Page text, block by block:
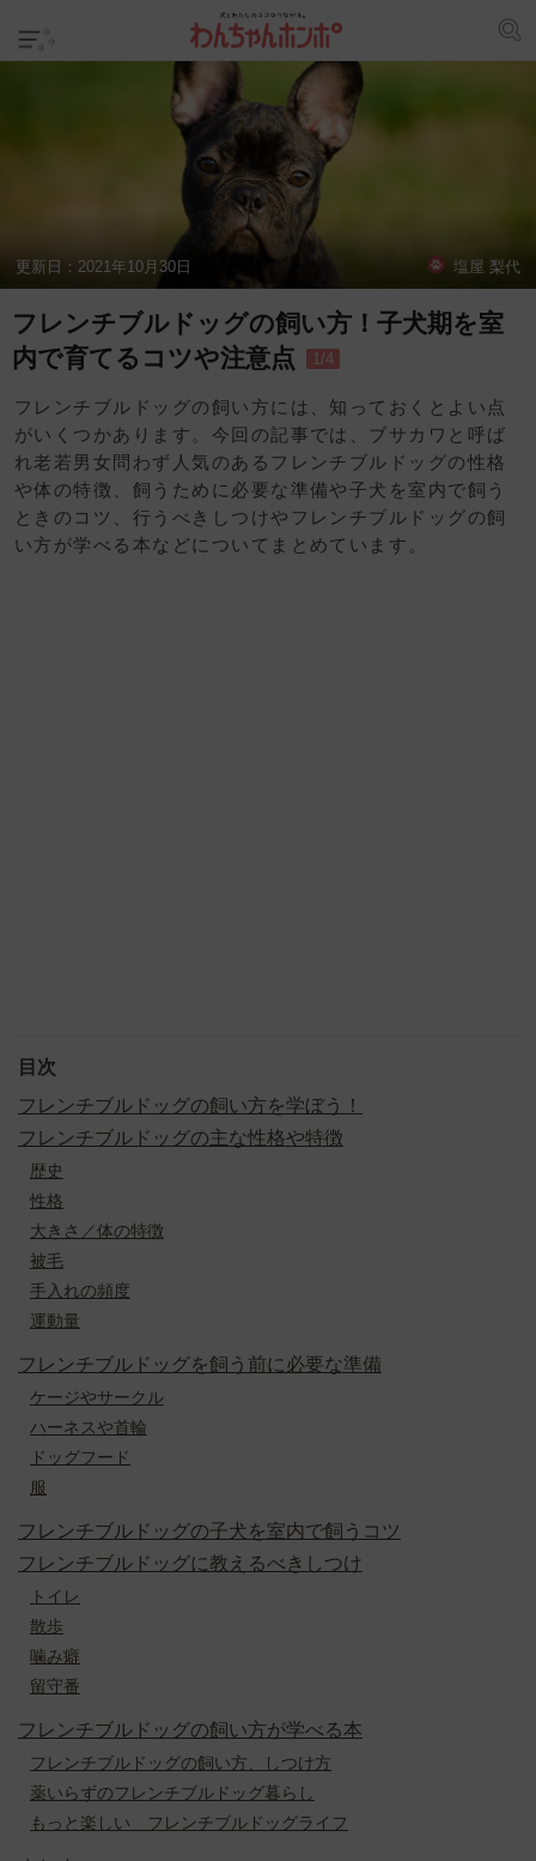
更新日： 2021年10月30日 塩屋 梨代
フレンチブルドッグの飼い方！子犬期を室
内で育てるコツや注意点
1/4
フレンチブルドッグの飼い方には、知っておくとよい点
がいくつかあります。今回の記事では、ブサカワと呼ば
れ老若男女問わず人気のあるフレンチブルドッグの性格
や体の特徴、飼うために必要な準備や子犬を室内で飼う
ときのコツ、行うべきしつけやフレンチブルドッグの飼
い方が学べる本などについてまとめています。
目次
フレンチブルドッグの飼い方を学ぼう！
フレンチブルドッグの主な性格や特徴
歴史
性格
大きさ／体の特徴
被毛
手入れの頻度
運動量
フレンチブルドッグを飼う前に必要な準備
ケージやサークル
ハーネスや首輪
ドッグフード
服
フレンチブルドッグの子犬を室内で飼うコツ
フレンチブルドッグに教えるべきしつけ
トイレ
散歩
噛み癖
留守番
フレンチブルドッグの飼い方が学べる本
フレンチブルドッグの飼い方、しつけ方
薬いらずのフレンチブルドッグ暮らし
もっと楽しい フレンチブルドッグライフ